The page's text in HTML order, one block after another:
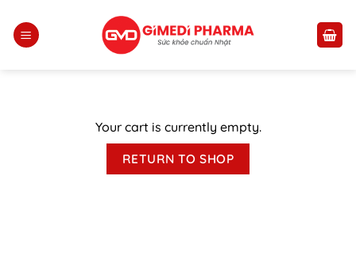
content
Your cart is currently empty.
RETURN TO SHOP